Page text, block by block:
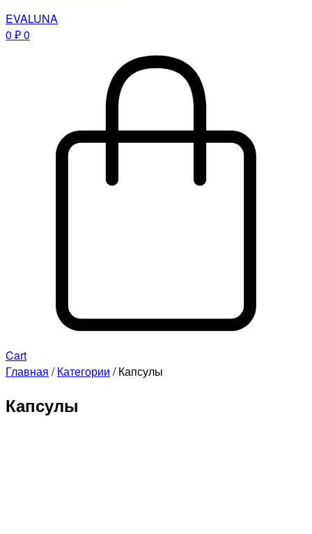
EVALUNA
0 ₽0
Cart
Главная /Категории / Капсулы
Капсулы